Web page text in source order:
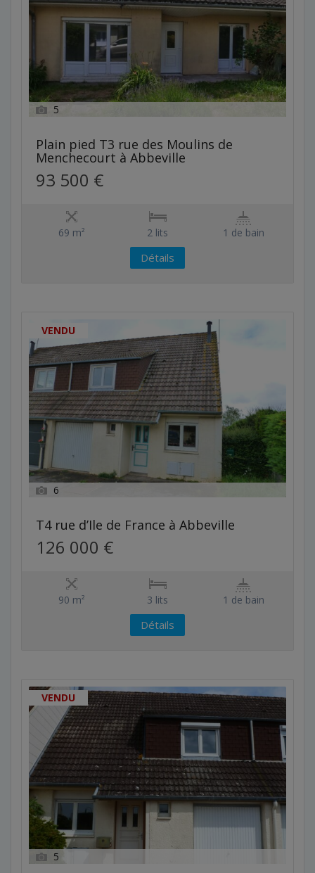
5
Plain pied T3 rue des Moulins de
Menchecourt à Abbeville
93 500 €
69 m² 2 lits 1 de bain
Détails
VENDU
6
T4 rue d’Ile de France à Abbeville
126 000 €
90 m² 3 lits 1 de bain
Détails
VENDU
5